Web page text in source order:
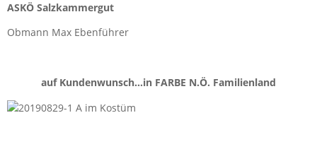
ASKÖ Salzkammergut
Obmann Max Ebenführer
auf Kundenwunsch…in FARBE N.Ö. Familienland